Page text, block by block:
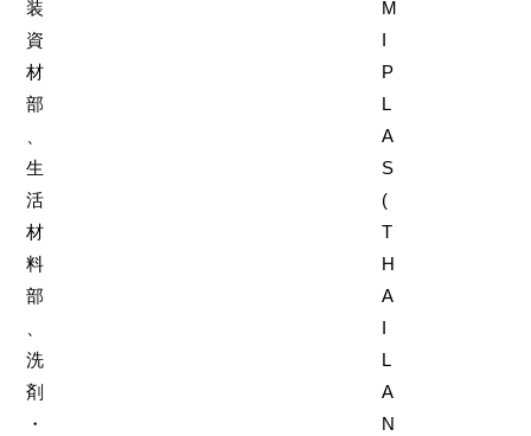
装
資
材
部
、
生
活
材
料
部
、
洗
剤
・
M
P
L
A
S
(
T
H
A
L
A
N